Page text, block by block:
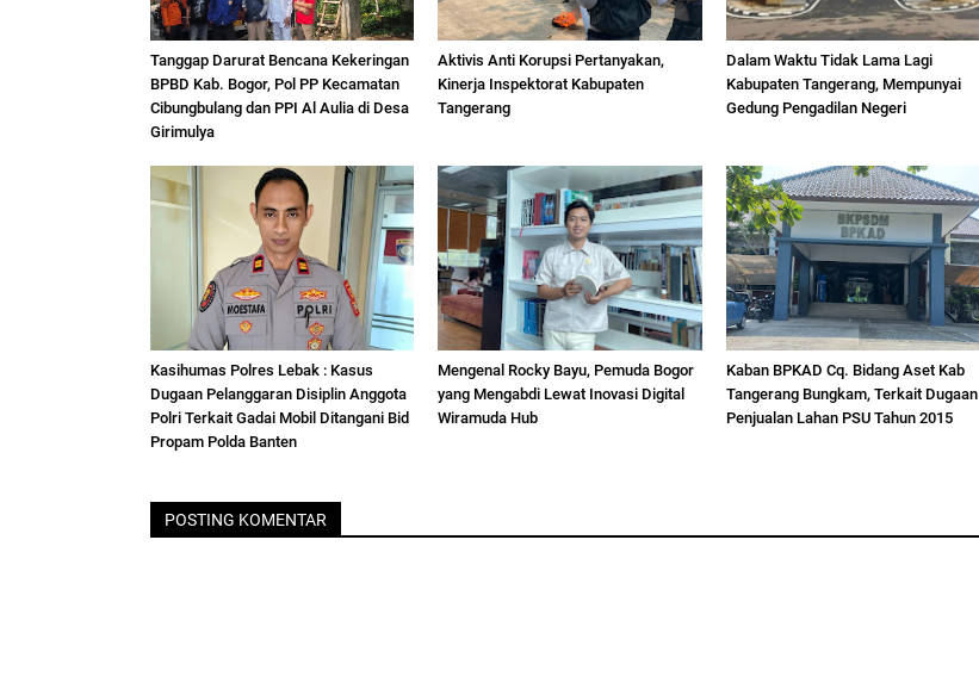
Tanggap Darurat Bencana Kekeringan
BPBD Kab. Bogor, Pol PP Kecamatan
Cibungbulang dan PPI Al Aulia di Desa
Girimulya
Aktivis Anti Korupsi Pertanyakan,
Kinerja Inspektorat Kabupaten
Tangerang
Dalam Waktu Tidak Lama Lagi
Kabupaten Tangerang, Mempunyai
Gedung Pengadilan Negeri
Kasihumas Polres Lebak : Kasus
Dugaan Pelanggaran Disiplin Anggota
Polri Terkait Gadai Mobil Ditangani Bid
Propam Polda Banten
Mengenal Rocky Bayu, Pemuda Bogor
yang Mengabdi Lewat Inovasi Digital
Wiramuda Hub
Kaban BPKAD Cq. Bidang Aset Kab
Tangerang Bungkam, Terkait Dugaan
Penjualan Lahan PSU Tahun 2015
POSTING KOMENTAR